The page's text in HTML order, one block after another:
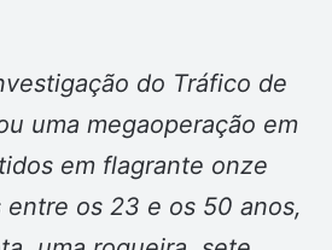
do Tráfico de
uma megaoperação em
em flagrante onze
os 23 e os 50 anos,